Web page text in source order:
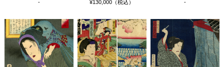
-
¥130,000（税込）
-